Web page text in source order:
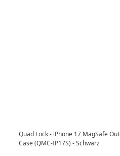
Quad Lock - iPhone 17 MagSafe
Case (QMC-IP17S) - Schwarz